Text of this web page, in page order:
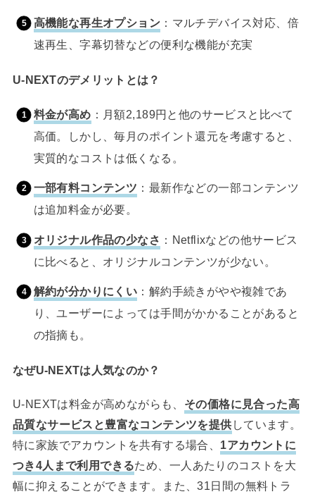
高機能な再生オプション ：マルチデバイス対応、倍
速再生、字幕切替などの便利な機能が充実
U-NEXTのデメリットとは？
料金が高め ：月額2,189円と他のサービスと比べて
高価。しかし、毎月のポイント還元を考慮すると、
実質的なコストは低くなる。
一部有料コンテンツ ：最新作などの一部コンテンツ
は追加料金が必要。
オリジナル作品の少なさ ：Netflixなどの他サービス
に比べると、オリジナルコンテンツが少ない。
解約が分かりにくい ：解約手続きがやや複雑であ
り、ユーザーによっては手間がかかることがあると
の指摘も。
なぜU-NEXTは人気なのか？
U-NEXTは料金が高めながらも、 その価格に見合った高
品質なサービスと豊富なコンテンツを提供 しています。
特に家族でアカウントを共有する場合、 1アカウントに
つき4人まで利用できるため、一人あたりのコストを大
幅に抑えることができます。また、31日間の無料トラ